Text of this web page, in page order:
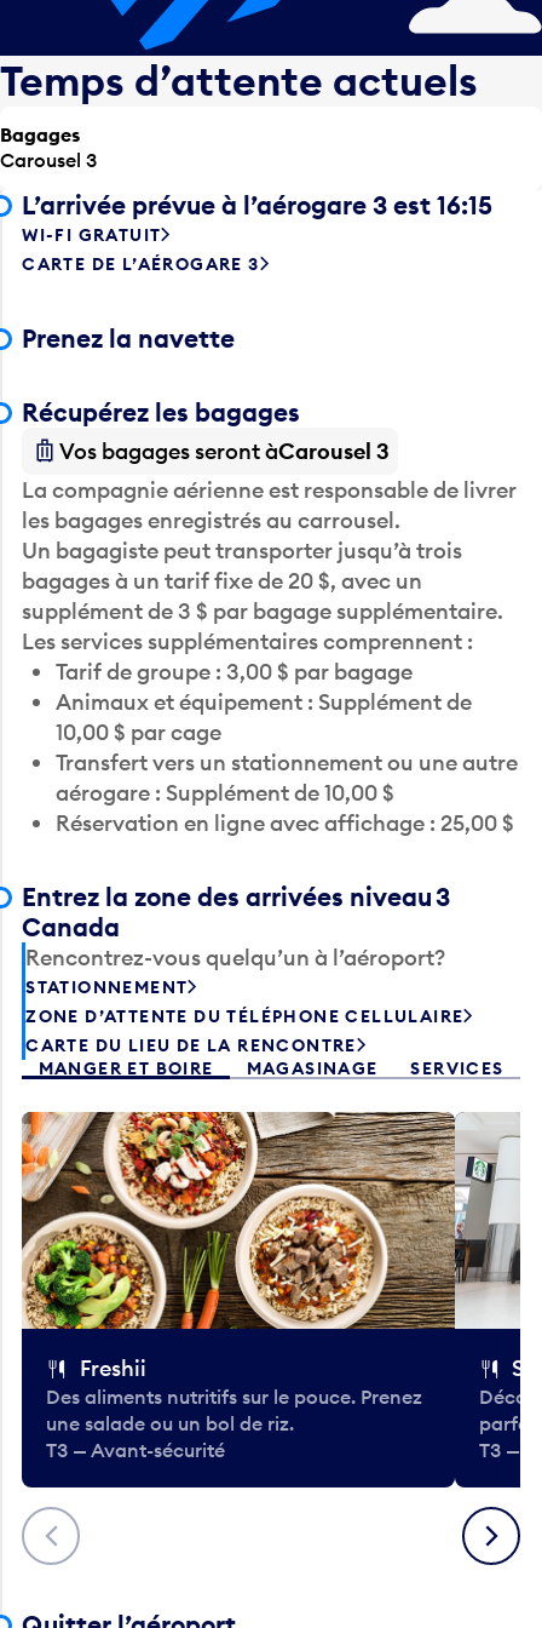
Temps d’attente actuels
Bagages
Carousel 3
L’arrivée prévue à l’aérogare 3 est 16:15
WI-FI GRATUIT
CARTE DE L’AÉROGARE 3
Prenez la navette
Récupérez les bagages
Vos bagages seront àCarousel 3
La compagnie aérienne est responsable de livrer
les bagages enregistrés au carrousel.
Un bagagiste peut transporter jusqu’à trois
bagages à un tarif fixe de 20 $, avec un
supplément de 3 $ par bagage supplémentaire.
Les services supplémentaires comprennent :
Tarif de groupe : 3,00 $ par bagage
Animaux et équipement : Supplément de
10,00 $ par cage
Transfert vers un stationnement ou une autre
aérogare : Supplément de 10,00 $
Réservation en ligne avec affichage : 25,00 $
Entrez la zone des arrivées niveau 3
Canada
Rencontrez-vous quelqu’un à l’aéroport?
STATIONNEMENT
ZONE D’ATTENTE DU TÉLÉPHONE CELLULAIRE
CARTE DU LIEU DE LA RENCONTRE
MANGER ET BOIRE
MAGASINAGE SERVICES
Précédent
Freshii
Des aliments nutritifs sur le pouce. Prenez
une salade ou un bol de riz.
T3 — Avant-sécurité
T3 —
Suivant